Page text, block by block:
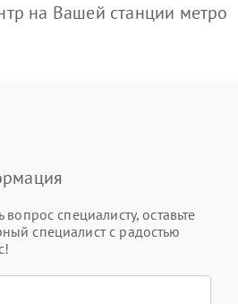
на Вашей станции метро
вопрос специалисту, оставьте
специалист с радостью